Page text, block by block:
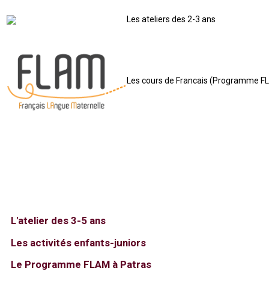
Les ateliers des 2-3 ans
Les cours de Francais (Programme
L'atelier des 3-5 ans
Les activités enfants-juniors
Le Programme FLAM à Patras